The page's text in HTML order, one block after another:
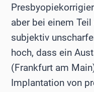
aber bei einem
subjektiv
hoch, dass ein
(Frankfurt am
Implantation von